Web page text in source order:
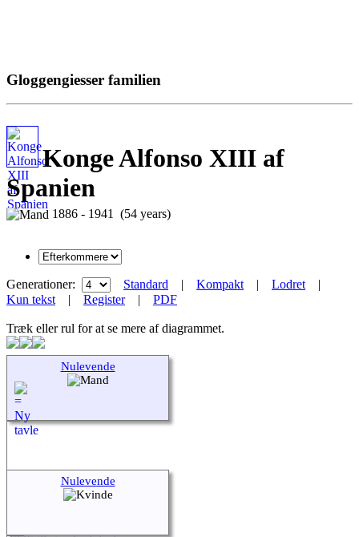
Gloggengiesser familien
Konge Alfonso XIII af
Spanien
1886 - 1941 (54 years)
Generationer: Standard | Kompakt | Lodret |
Kun tekst | Register| PDF
Træk eller rul for at se mere af diagrammet.
Nulevende
Nulevende